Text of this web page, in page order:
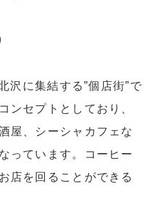
沢に集結する”個店街”で
ンセプトとしており、
屋、シーシャカフェな
っています。コーヒー
店を回ることができる